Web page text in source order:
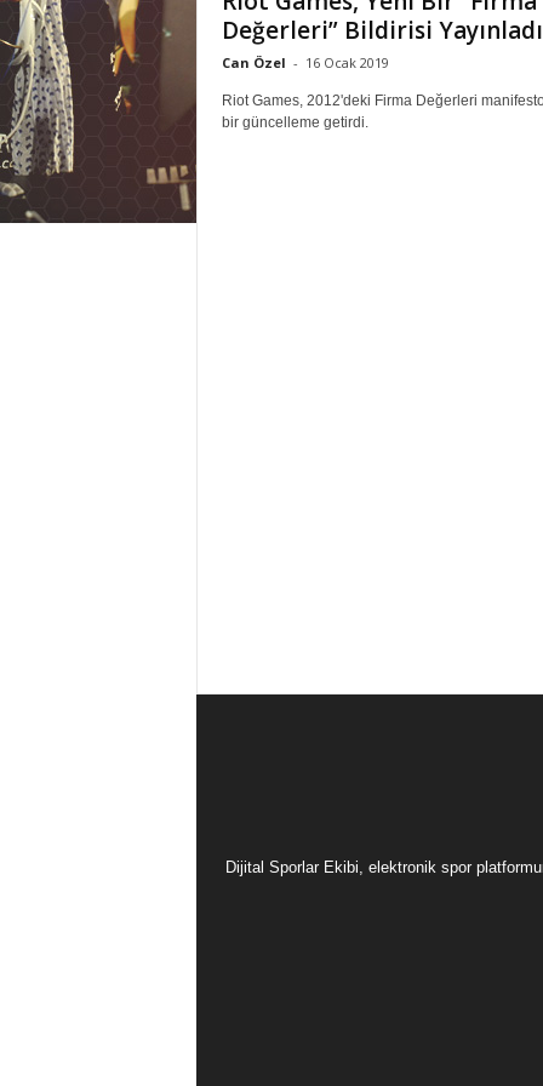
Değerleri” Bildirisi Yayınladı
Can Özel - 16 Ocak 2019
Riot Games, 2012'deki Firma Değerleri
bir güncelleme getirdi.
Dijital Sporlar Ekibi, elektronik spor